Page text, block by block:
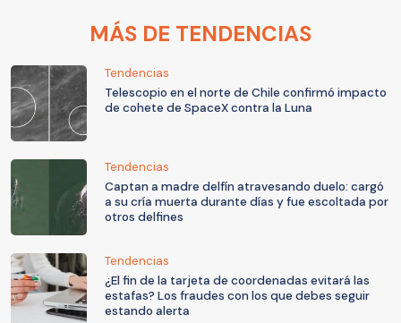
MÁS DE TENDENCIAS
Tendencias
Telescopio en el norte de Chile confirmó impacto
de cohete de SpaceX contra la Luna
Tendencias
Captan a madre delfín atravesando duelo: cargó
a su cría muerta durante días y fue escoltada por
otros delfines
Tendencias
¿El fin de la tarjeta de coordenadas evitará las
estafas? Los fraudes con los que debes seguir
estando alerta